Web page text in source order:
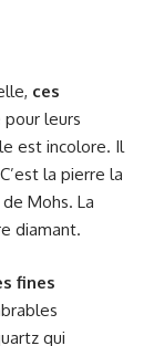
ces
leurs
est incolore. Il
la pierre la
Mohs. La
diamant.
fines
qui